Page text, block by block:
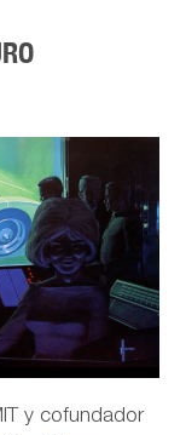
y cofundador